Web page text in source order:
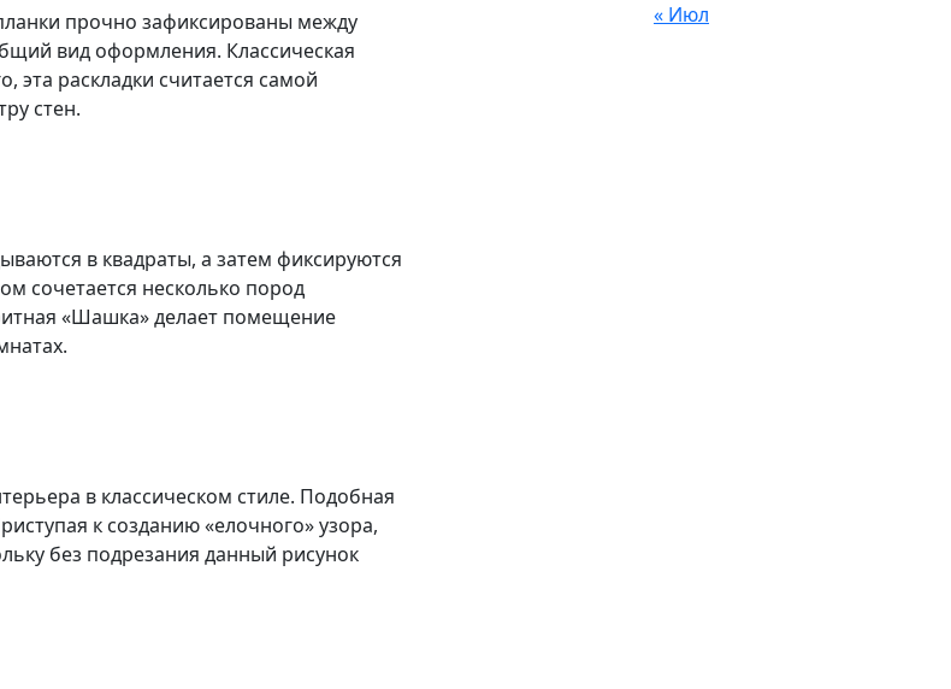
прочно зафиксированы между
вид оформления. Классическая
эта раскладки считается самой
стен.
в квадраты, а затем фиксируются
сочетается несколько пород
«Шашка» делает помещение
в классическом стиле. Подобная
к созданию «елочного» узора,
без подрезания данный рисунок
« Июл